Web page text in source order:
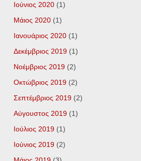
Ιούνιος 2020 (1)
Μάιος 2020 (1)
Ιανουάριος 2020 (1)
Δεκέμβριος 2019 (1)
Νοέμβριος 2019 (2)
Οκτώβριος 2019 (2)
Σεπτέμβριος 2019 (2)
Αύγουστος 2019 (1)
Ιούλιος 2019 (1)
Ιούνιος 2019 (2)